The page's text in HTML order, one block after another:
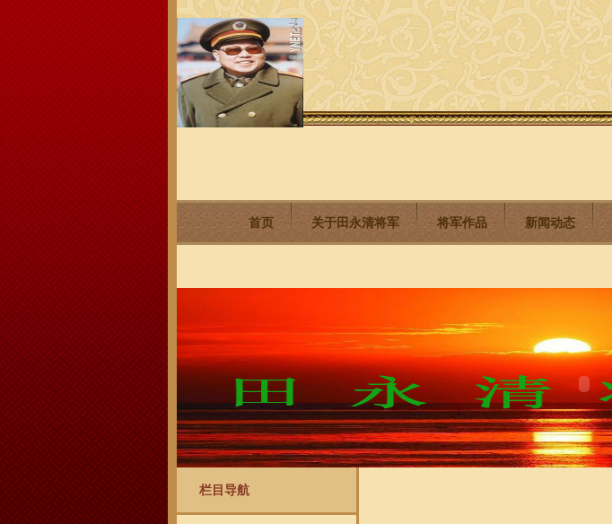
首页 关于田永清将军 将军作品 新闻动态
栏目导航
将军信箱